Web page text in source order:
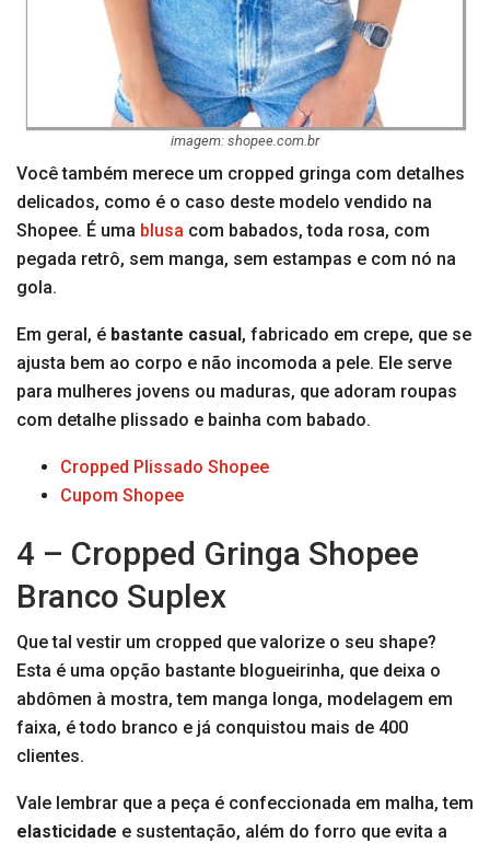
imagem: shopee.com.br
Você também merece um cropped gringa com detalhes
delicados, como é o caso deste modelo vendido na
Shopee. É uma blusa com babados, toda rosa, com
pegada retrô, sem manga, sem estampas e com nó na
gola.
Em geral, é bastante casual , fabricado em crepe, que se
ajusta bem ao corpo e não incomoda a pele. Ele serve
para mulheres jovens ou maduras, que adoram roupas
com detalhe plissado e bainha com babado.
Cropped Plissado Shopee
Cupom Shopee
4 – Cropped Gringa Shopee
Branco Suplex
Que tal vestir um cropped que valorize o seu shape?
Esta é uma opção bastante blogueirinha, que deixa o
abdômen à mostra, tem manga longa, modelagem em
faixa, é todo branco e já conquistou mais de 400
clientes.
Vale lembrar que a peça é confeccionada em malha, tem
elasticidade e sustentação, além do forro que evita a